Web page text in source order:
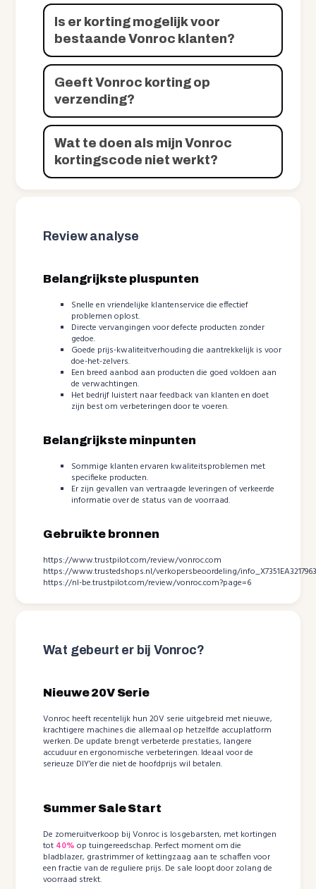
Is er korting mogelijk voor
bestaande Vonroc klanten?
Geeft Vonroc korting op
verzending?
Wat te doen als mijn Vonroc
kortingscode niet werkt?
Review analyse
Belangrijkste pluspunten
Snelle en vriendelijke klantenservice die effectief
problemen oplost.
Directe vervangingen voor defecte producten zonder
gedoe.
Goede prijs-kwaliteitverhouding die aantrekkelijk is voor
doe-het-zelvers.
Een breed aanbod aan producten die goed voldoen aan
de verwachtingen.
Het bedrijf luistert naar feedback van klanten en doet
zijn best om verbeteringen door te voeren.
Belangrijkste minpunten
Sommige klanten ervaren kwaliteitsproblemen met
specifieke producten.
Er zijn gevallen van vertraagde leveringen of verkeerde
informatie over de status van de voorraad.
Gebruikte bronnen
https://www.trustpilot.com/review/vonroc.com
https://www.trustedshops.nl/verkopersbeoordeling/
https://nl-be.trustpilot.com/review/vonroc.com?page=6
Wat gebeurt er bij Vonroc?
Nieuwe 20V Serie
Vonroc heeft recentelijk hun 20V serie uitgebreid met nieuwe,
krachtigere machines die allemaal op hetzelfde accuplatform
werken. De update brengt verbeterde prestaties, langere
accuduur en ergonomische verbeteringen. Ideaal voor de
serieuze DIY’er die niet de hoofdprijs wil betalen.
Summer Sale Start
De zomeruitverkoop bij Vonroc is losgebarsten, met kortingen
tot 40% op tuingereedschap. Perfect moment om die
bladblazer, grastrimmer of kettingzaag aan te schaffen voor
een fractie van de reguliere prijs. De sale loopt door zolang de
voorraad strekt.